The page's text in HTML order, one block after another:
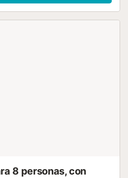
LAYOUT: Una puerta de
8 personas, con